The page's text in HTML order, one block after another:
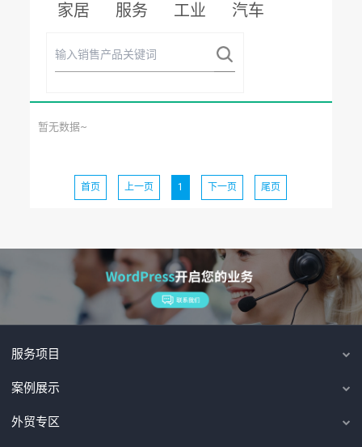
家居
服务 工业 汽车
暂无数据~
首页 上一页 1 下一页 尾页
服务项目
案例展示
外贸专区